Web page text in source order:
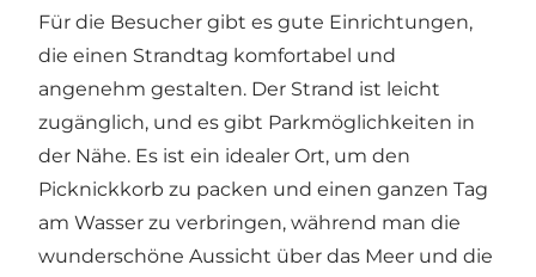
Für die Besucher gibt es gute Einrichtungen,
die einen Strandtag komfortabel und
angenehm gestalten. Der Strand ist leicht
zugänglich, und es gibt Parkmöglichkeiten in
der Nähe. Es ist ein idealer Ort, um den
Picknickkorb zu packen und einen ganzen Tag
am Wasser zu verbringen, während man die
wunderschöne Aussicht über das Meer und die